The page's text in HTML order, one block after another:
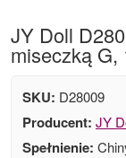
JY Doll
miseczką G,
SKU: D28009
Producent: JY
Spełnienie: